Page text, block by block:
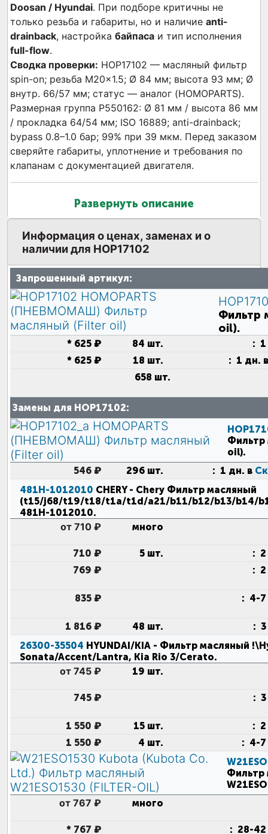
Doosan / Hyundai. При подборе критичны не
только резьба и габариты, но и наличие anti-
drainback, настройка байпаса и тип исполнения
full-flow.
Сводка проверки: HOP17102 — масляный фильтр
spin-on; резьба M20×1.5; Ø 84 мм; высота 93 мм; Ø
внутр. 66/57 мм; статус — аналог (HOMOPARTS).
Размерная группа P550162: Ø 81 мм / высота 86 мм
/ прокладка 64/54 мм; ISO 16889; anti-drainback;
bypass 0.8–1.0 бар; 99% при 39 мкм. Перед заказом
сверяйте габариты, уплотнение и требования по
клапанам с документацией двигателя.
Развернуть описание
Информация о ценах, заменах и о
наличии для HOP17102
Запрошенный артикул:
Фильтр
oil).
* 625 ₽ 84 шт. :
* 625 ₽ 18 шт. : 1 дн.
658 шт.
Замены для HOP17102:
Фильтр
oil).
546 ₽
296 шт. : 1 дн. в
481H-1012010 CHERY- Chery Фильтр масляный
(t15/j68/t19/t18/t1a/t1d/a21/b11/b12/b13/b14/
481H-1012010.
от 710 ₽ много
710 ₽ 5 шт. :
769 ₽
:
835 ₽ : 4-
1 816 ₽ 48 шт. :
26300-35504 HYUNDAI/KIA - Фильтр масляный
Sonata/Accent/Lantra, Kia Rio 3/Cerato.
от 745 ₽ 19 шт.
745 ₽ :
1 550 ₽ 15 шт. :
1 550 ₽
4 шт. : 4-
Фильтр
от 767 ₽ много
* 767 ₽ : 28-